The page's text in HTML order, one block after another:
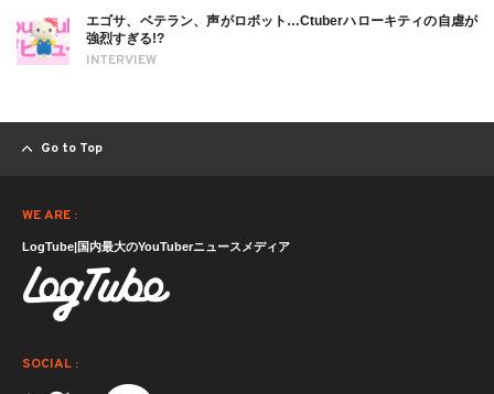
INTERVIEW
エゴサ、ベテラン、声がロボット…Ctuberハローキティの自虐が
強烈すぎる!?
Go to Top
WE ARE :
LogTube|国内最大のYouTuberニュースメディア
SOCIAL :